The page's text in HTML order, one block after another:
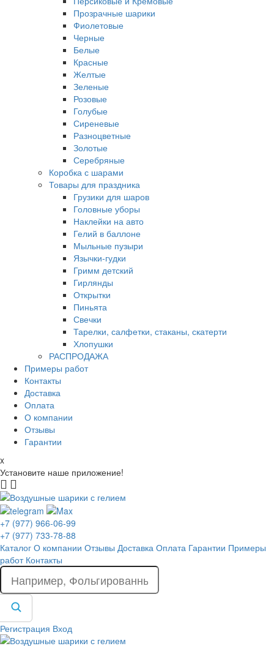
Прозрачные шарики
Фиолетовые
Черные
Белые
Красные
Желтые
Зеленые
Розовые
Голубые
Сиреневые
Разноцветные
Золотые
Серебряные
Коробка с шарами
Товары для праздника
Грузики для шаров
Головные уборы
Наклейки на авто
Гелий в баллоне
Мыльные пузыри
Язычки-гудки
Гримм детский
Гирлянды
Открытки
Пиньята
Свечки
Тарелки, салфетки, стаканы, скатерти
Хлопушки
РАСПРОДАЖА
Примеры работ
Контакты
Доставка
Оплата
О компании
Отзывы
Гарантии
x
Установите наше приложение!
+7 (977) 966-06-99
+7 (977) 733-78-88
Каталог О компании Отзывы Доставка Оплата Гарантии Примеры
работ Контакты
Регистрация Вход